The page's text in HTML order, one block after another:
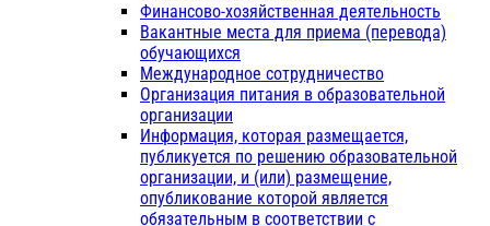
Финансово-хозяйственная деятельность
Вакантные места для приема (перевода)
обучающихся
Международное сотрудничество
Организация питания в образовательной
организации
Информация, которая размещается,
публикуется по решению образовательной
организации, и (или) размещение,
опубликование которой является
обязательным в соответствии с